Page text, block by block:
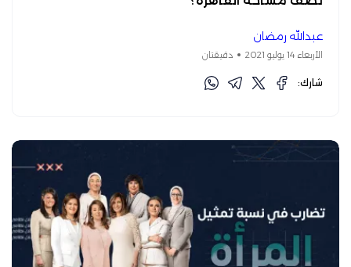
عبدالله رمضان
الأربعاء 14 يوليو 2021 دقيقتان
شارك: